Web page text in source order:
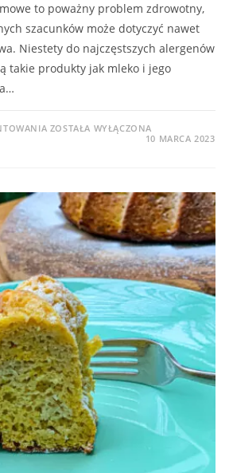
to poważny problem zdrowotny,
szacunków może dotyczyć nawet
Niestety do najczęstszych alergenów
takie produkty jak mleko i jego
ALERGENY
ZOSTAŁA WYŁĄCZONA
10 MARCA 2023